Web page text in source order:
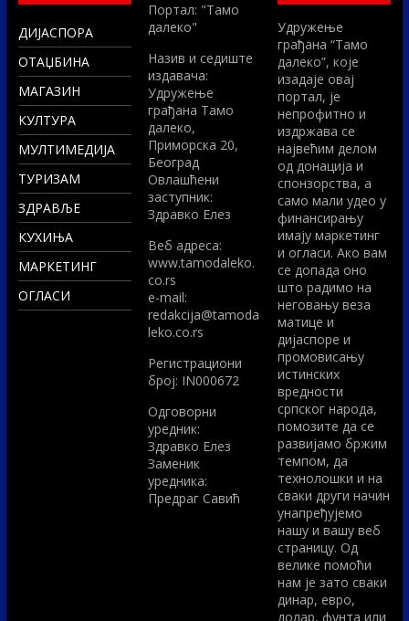
ДИЈАСПОРА
ОТАЏБИНА
МАГАЗИН
КУЛТУРА
МУЛТИМЕДИЈА
ТУРИЗАМ
ЗДРАВЉЕ
КУХИЊА
МАРКЕТИНГ
ОГЛАСИ
Портал: "Тамо
далеко"
Назив и седиште
издавача:
Удружење
грађана Тамо
далеко,
Приморска 20,
Београд
Овлашћени
заступник:
Здравко Елез
Вeб адреса:
www.tamodaleko.
co.rs
e-mail:
redakcija@tamoda
leko.co.rs
Регистрациони
број: IN000672
Одговорни
уредник:
Здравко Елез
Заменик
уредника:
Предраг Савић
Удружење
грађана “Тамо
далеко”, које
изадаје овај
портал, је
непрофитно и
издржава се
највећим делом
од донација и
спонзорства, а
само мали удео у
финансирању
имају маркетинг
и огласи. Ако вам
се допада оно
што радимо на
неговању веза
матице и
дијаспоре и
промовисању
истинских
вредности
српског народа,
помозите да се
развијамо бржим
темпом, да
технолошки и на
сваки други начин
унапређујемо
нашу и вашу веб
страницу. Од
велике помоћи
нам је зато сваки
динар, евро,
долар, фунта или